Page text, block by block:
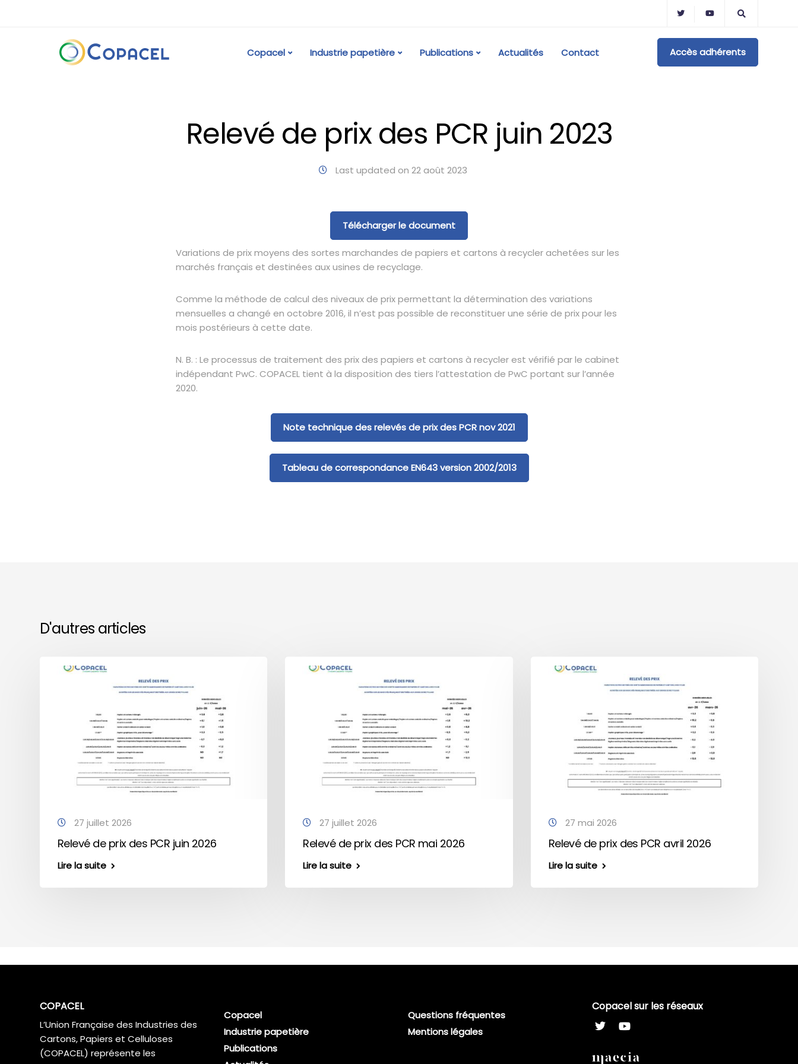
Copacel Industrie papetière Publications Actualités Contact Accès adhérents
Relevé de prix des PCR juin 2023
Last updated on 22 août 2023
Télécharger le document
Variations de prix moyens des sortes marchandes de papiers et cartons à recycler achetées sur les
marchés français et destinées aux usines de recyclage.
Comme la méthode de calcul des niveaux de prix permettant la détermination des variations
mensuelles a changé en octobre 2016, il n’est pas possible de reconstituer une série de prix pour les
mois postérieurs à cette date.
N. B. : Le processus de traitement des prix des papiers et cartons à recycler est vérifié par le cabinet
indépendant PwC. COPACEL tient à la disposition des tiers l’attestation de PwC portant sur l’année
2020.
Note technique des relevés de prix des PCR nov 2021
Tableau de correspondance EN643 version 2002/2013
D'autres articles
27 juillet 2026
Relevé de prix des PCR juin 2026
Lire la suite
27 juillet 2026
Relevé de prix des PCR mai 2026
Lire la suite
27 mai 2026
Relevé de prix des PCR avril 2026
Lire la suite
COPACEL
L’Union Française des Industries des
Cartons, Papiers et Celluloses
(COPACEL) représente les
Copacel
Industrie papetière
Publications
Questions fréquentes
Mentions légales
Copacel sur les réseaux